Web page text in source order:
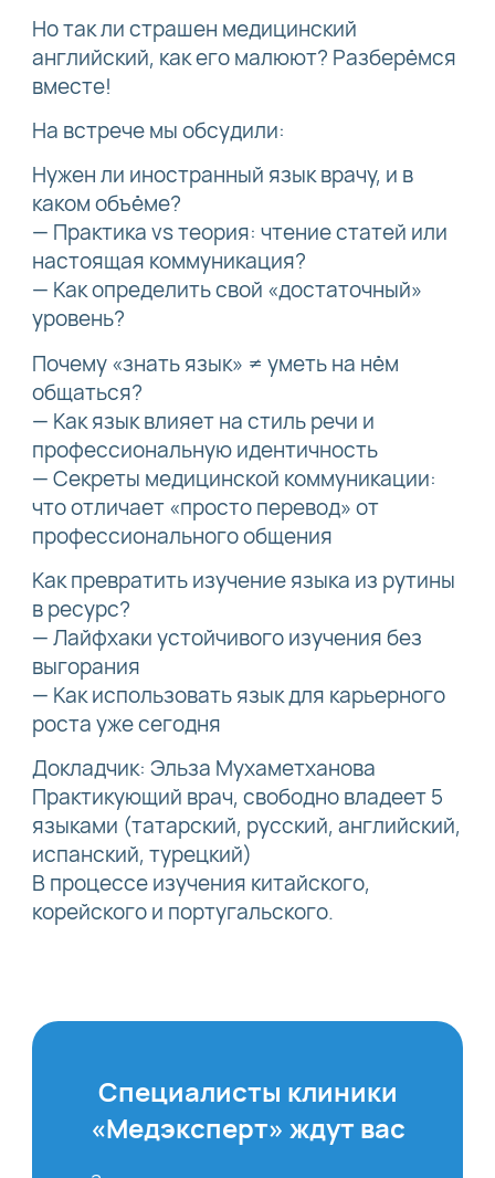
Но так ли страшен медицинский
английский, как его малюют? Разберёмся
вместе!
На встрече мы обсудили:
Нужен ли иностранный язык врачу, и в
каком объёме?
— Практика vs теория: чтение статей или
настоящая коммуникация?
— Как определить свой «достаточный»
уровень?
Почему «знать язык» ≠ уметь на нём
общаться?
— Как язык влияет на стиль речи и
профессиональную идентичность
— Секреты медицинской коммуникации:
что отличает «просто перевод» от
профессионального общения
Как превратить изучение языка из рутины
в ресурс?
— Лайфхаки устойчивого изучения без
выгорания
— Как использовать язык для карьерного
роста уже сегодня
Докладчик: Эльза Мухаметханова
Практикующий врач, свободно владеет 5
языками (татарский, русский, английский,
испанский, турецкий)
В процессе изучения китайского,
корейского и португальского.
Специалисты клиники
«Медэксперт» ждут вас